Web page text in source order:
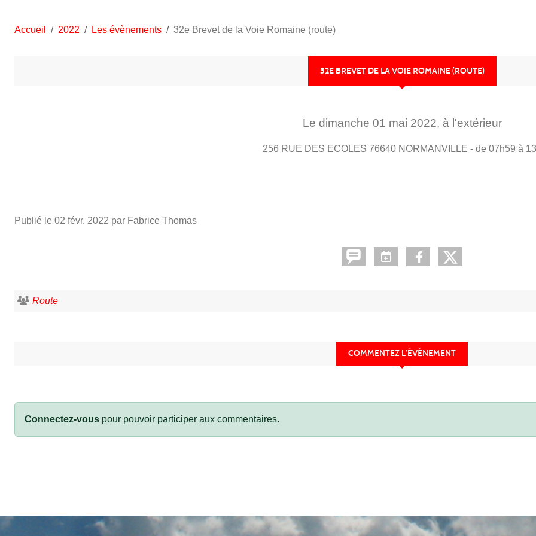
Accueil 2022 Les évènements 32e Brevet de la Voie Romaine (route)
32E BREVET DE LA VOIE ROMAINE (ROUTE)
Le dimanche 01 mai 2022, à l'extérieur
256 RUE DES ECOLES 76640 NORMANVILLE - de 07h59 à
Publié le 02 févr. 2022 par Fabrice Thomas
Route
COMMENTEZ L’ÉVÈNEMENT
Connectez-vous pour pouvoir participer aux commentaires.